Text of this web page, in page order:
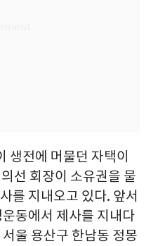
생전에 머물던 자택이
선 회장이 소유권을 물
를 지내오고 있다. 앞서
동에서 제사를 지내다
울 용산구 한남동 정몽